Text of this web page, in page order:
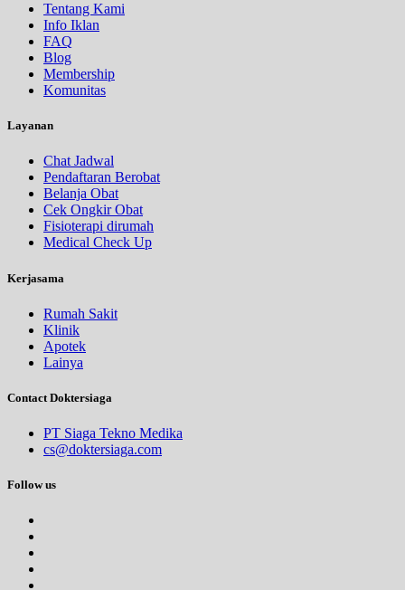
Tentang Kami
Info Iklan
FAQ
Blog
Membership
Komunitas
Layanan
Chat Jadwal
Pendaftaran Berobat
Belanja Obat
Cek Ongkir Obat
Fisioterapi dirumah
Medical Check Up
Kerjasama
Rumah Sakit
Klinik
Apotek
Lainya
Contact Doktersiaga
PT Siaga Tekno Medika
cs@doktersiaga.com
Follow us